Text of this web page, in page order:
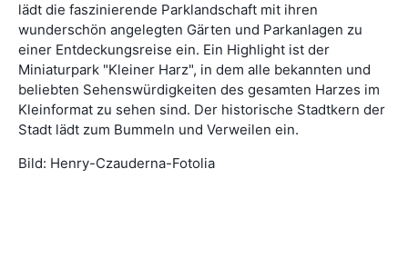
lädt die faszinierende Parklandschaft mit ihren
wunderschön angelegten Gärten und Parkanlagen zu
einer Entdeckungsreise ein. Ein Highlight ist der
Miniaturpark "Kleiner Harz", in dem alle bekannten und
beliebten Sehenswürdigkeiten des gesamten Harzes im
Kleinformat zu sehen sind. Der historische Stadtkern der
Stadt lädt zum Bummeln und Verweilen ein.
Bild: Henry-Czauderna-Fotolia